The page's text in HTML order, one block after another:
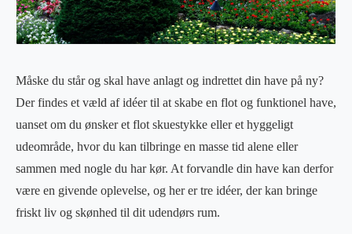
Måske du står og skal have anlagt og indrettet din have på ny?
Der findes et væld af idéer til at skabe en flot og funktionel have,
uanset om du ønsker et flot skuestykke eller et hyggeligt
udeområde, hvor du kan tilbringe en masse tid alene eller
sammen med nogle du har kør. At forvandle din have kan derfor
være en givende oplevelse, og her er tre idéer, der kan bringe
friskt liv og skønhed til dit udendørs rum.